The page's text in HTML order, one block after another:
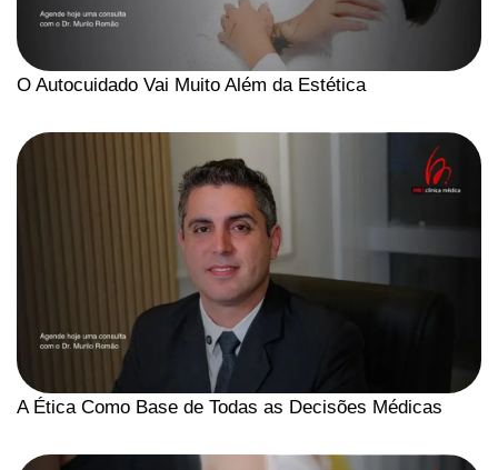
O Autocuidado Vai Muito Além da Estética
A Ética Como Base de Todas as Decisões Médicas